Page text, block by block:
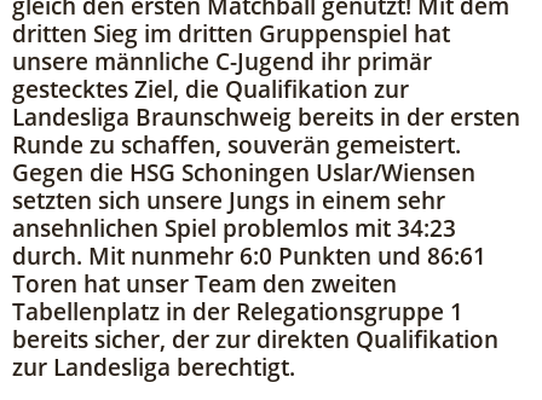
dritten Sieg im dritten Gruppenspiel hat
unsere männliche C-Jugend ihr primär
gestecktes Ziel, die Qualifikation zur
Landesliga Braunschweig bereits in der ersten
Runde zu schaffen, souverän gemeistert.
Gegen die HSG Schoningen Uslar/Wiensen
setzten sich unsere Jungs in einem sehr
ansehnlichen Spiel problemlos mit 34:23
durch. Mit nunmehr 6:0 Punkten und 86:61
Toren hat unser Team den zweiten
Tabellenplatz in der Relegationsgruppe 1
bereits sicher, der zur direkten Qualifikation
zur Landesliga berechtigt.